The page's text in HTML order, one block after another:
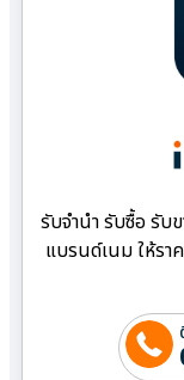
รับจำนำ รับซื้อ รับ
แบรนด์เนม ให้รา